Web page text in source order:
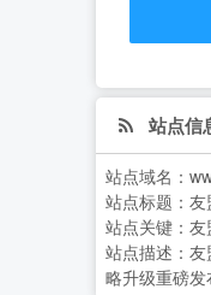
站点信
站点域名：
站点标题： 友
站点关键： 友
站点描述： 友
略升级重磅发